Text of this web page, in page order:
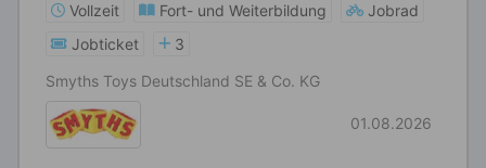
Vollzeit
Fort- und Weiterbildung
Jobrad
Jobticket
3
Smyths Toys Deutschland SE & Co. KG
01.08.2026